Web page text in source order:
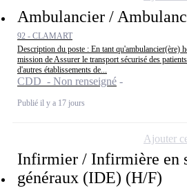
Ambulancier /
92 - CLAMART
Description du poste : En tant qu'ambulancier(ère)
mission de Assurer le transport sécurisé des
d'autres établissements de...
CDD - Non renseigné
Publié il y a 17 jours
Infirmier / Infirmière en
généraux (IDE) (H/F)
Ajouter